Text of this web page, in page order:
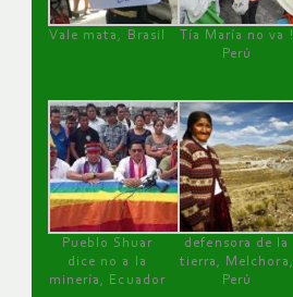
Vale mata, Brasil
Tía María no va !
Perú
Pueblo Shuar
dice no a la
minería, Ecuador
defensora de la
tierra, Melchora,
Perú